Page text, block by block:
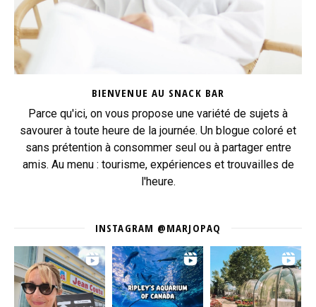
BIENVENUE AU SNACK BAR
Parce qu'ici, on vous propose une variété de sujets à
savourer à toute heure de la journée. Un blogue coloré et
sans prétention à consommer seul ou à partager entre
amis. Au menu : tourisme, expériences et trouvailles de
l'heure.
INSTAGRAM @MARJOPAQ